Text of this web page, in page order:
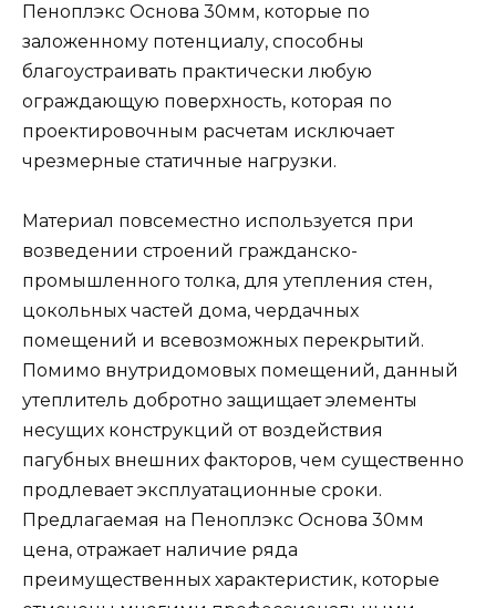
Пеноплэкс Основа 30мм, которые по
заложенному потенциалу, способны
благоустраивать практически любую
ограждающую поверхность, которая по
проектировочным расчетам исключает
чрезмерные статичные нагрузки.
Материал повсеместно используется при
возведении строений гражданско-
промышленного толка, для утепления стен,
цокольных частей дома, чердачных
помещений и всевозможных перекрытий.
Помимо внутридомовых помещений, данный
утеплитель добротно защищает элементы
несущих конструкций от воздействия
пагубных внешних факторов, чем существенно
продлевает эксплуатационные сроки.
Предлагаемая на Пеноплэкс Основа 30мм
цена, отражает наличие ряда
преимущественных характеристик, которые